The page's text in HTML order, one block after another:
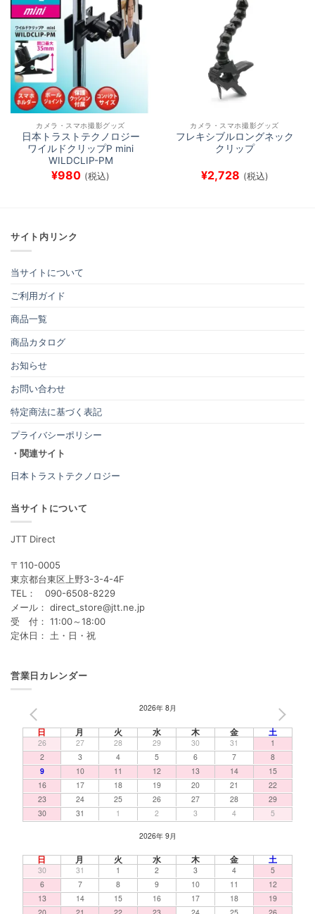
カメラ・スマホ撮影グッズ
日本トラストテクノロジー
ワイルドクリップP mini
WILDCLIP-PM
¥980 (税込)
カメラ・スマホ撮影グッズ
フレキシブルロングネック
クリップ
¥2,728 (税込)
サイト内リンク
当サイトについて
ご利用ガイド
商品一覧
商品カタログ
お知らせ
お問い合わせ
特定商法に基づく表記
プライバシーポリシー
・関連サイト
日本トラストテクノロジー
当サイトについて
JTT Direct
〒110-0005
東京都台東区上野3-3-4-4F
TEL： 090-6508-8229
メール： direct_store@jtt.ne.jp
受 付： 11:00～18:00
定休日： 土・日・祝
営業日カレンダー
2026年 8月
日 月 火 水 木 金 土
26 27 28 29 30 31
1
2
3 4 5 6 7
8
9
10 11 12 13 14
15
16
17 18 19 20 21
22
23
24 25 26 27 28
29
30
31 1 2 3 4 5
2026年 9月
日 月 火 水 木 金 土
30 31 1 2 3 4
5
6
7 8 9 10 11
12
13
14 15 16 17 18
19